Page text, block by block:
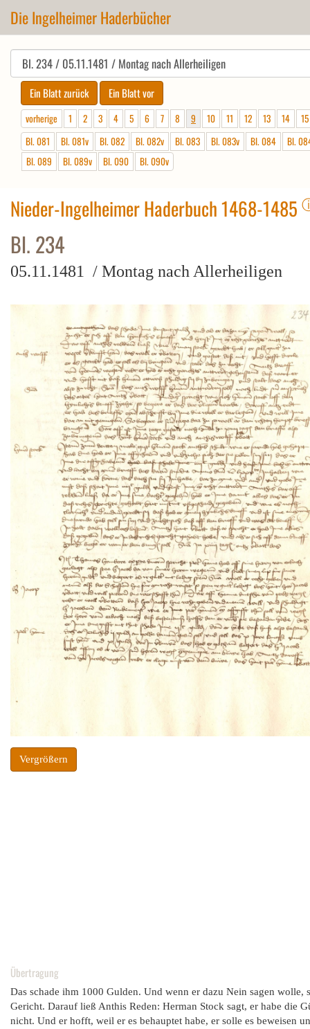
Die Ingelheimer Haderbücher
vorherige 1 2 3 4 5 6 7 8 9 10 11 12 13 14
15
Bl. 081
Bl. 081v Bl. 082 Bl. 082v Bl. 083 Bl. 083v Bl. 084
Bl.
Bl. 089
Bl. 089v Bl. 090 Bl. 090v
Nieder-Ingelheimer Haderbuch 1468-1485
Bl. 234
05.11.1481 / Montag nach Allerheiligen
Vergrößern
Übertragung
Das schade ihm 1000 Gulden. Und wenn er dazu Nein sagen
Gericht. Darauf ließ Anthis Reden: Herman Stock sagt, er habe die
nicht. Und er hofft, weil er es behauptet habe, er solle es beweisen